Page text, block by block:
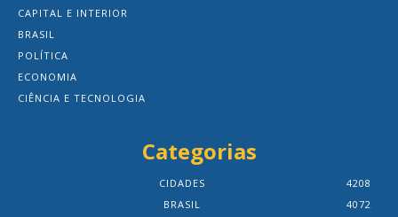
CAPITAL E INTERIOR
BRASIL
POLÍTICA
ECONOMIA
CIÊNCIA E TECNOLOGIA
Categorias
CIDADES
4208
BRASIL
4072